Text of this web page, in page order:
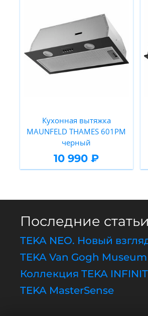
Кухонная вытяжка
MAUNFELD THAMES 601PM
черный
10 990 ₽
Последние статьи
TEKA NEO. Новый
TEKA Van Gogh
Коллекция TEKA
TEKA MasterSense